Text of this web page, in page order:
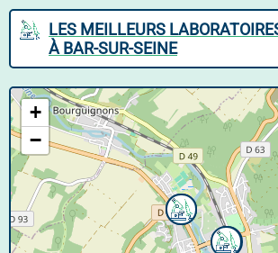
LES MEILLEURS
À BAR-SUR-SEINE
+
−